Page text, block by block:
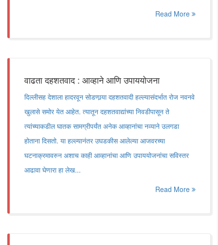
Read More
वाढता दहशतवाद : आव्हाने आणि उपाययोजना
दिल्लीसह देशाला हादरवून सोडणार्‍या दहशतवादी हल्ल्यासंदर्भात रोज नवनवे
खुलासे समोर येत आहेत. त्यातून दहशतवाद्यांच्या निवडीपासून ते
त्यांच्याकडील घातक सामग्रीपर्यंत अनेक आव्हानांचा नव्याने उलगडा
होताना दिसतो. या हल्ल्यानंतर उघडकीस आलेल्या आजवरच्या
घटनाक्रमावरुन अशाच काही आव्हानांचा आणि उपाययोजनांचा सविस्तर
आढावा घेणारा हा लेख...
Read More